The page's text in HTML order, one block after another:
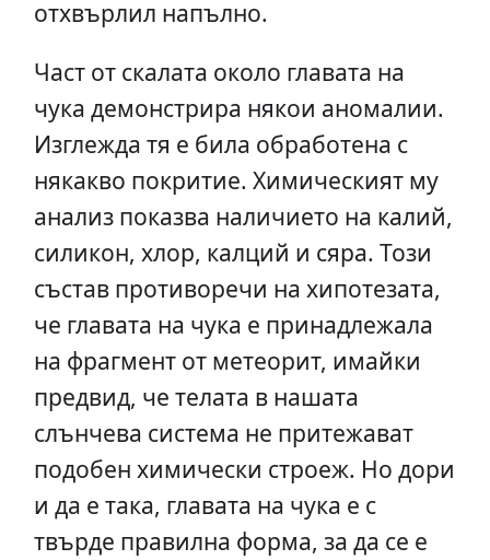
отхвърлил напълно.
Част от скалата около главата на
чука демонстрира някои аномалии.
Изглежда тя е била обработена с
някакво покритие. Химическият му
анализ показва наличието на калий,
силикон, хлор, калций и сяра. Този
състав противоречи на хипотезата,
че главата на чука е принадлежала
на фрагмент от метеорит, имайки
предвид, че телата в нашата
слънчева система не притежават
подобен химически строеж. Но дори
и да е така, главата на чука е с
твърде правилна форма, за да се е